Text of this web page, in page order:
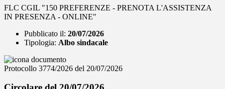
FLC CGIL "150 PREFERENZE - PRENOTA L'ASSISTENZA
IN PRESENZA - ONLINE"
Pubblicato il: 20/07/2026
Tipologia: Albo sindacale
Protocollo 3774/2026 del 20/07/2026